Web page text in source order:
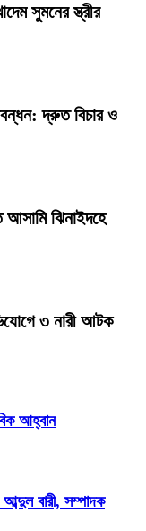
সুমনের স্ত্রীর
দ্রুত বিচার ও
ঝিনাইদহে
৩ নারী আটক
আহ্বান
আব্দুল বারী, সম্পাদক